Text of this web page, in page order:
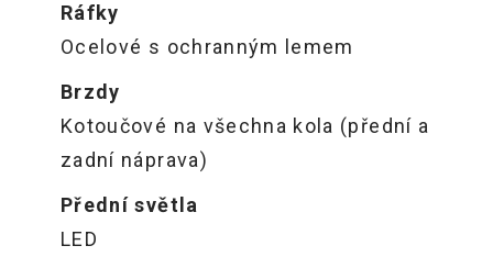
Ráfky
Ocelové s ochranným lemem
Brzdy
Kotoučové na všechna kola (přední a
zadní náprava)
Přední světla
LED